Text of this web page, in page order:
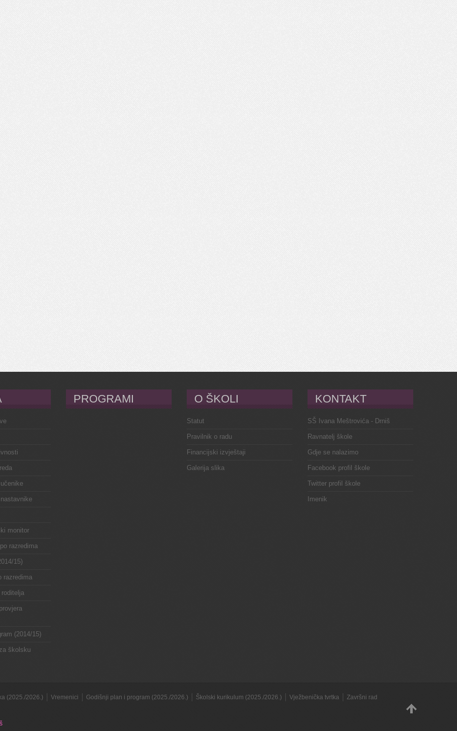
monitor
razredima
15)
razredima
roditelja
(2014/15)
školsku
PROGRAMI O ŠKOLI
Statut
Pravilnik o radu
Financijski izvještaji
Galerija slika
KONTAKT
SŠ Ivana Meštrovića - Drniš
Ravnatelj škole
Gdje se nalazimo
Facebook profil škole
Twitter profil škole
Imenik
(2025./2026.) Vremenici Godišnji plan i program (2025./2026.) Školski kurikulum (2025./2026.) Vježbenička tvrtka
Završni rad